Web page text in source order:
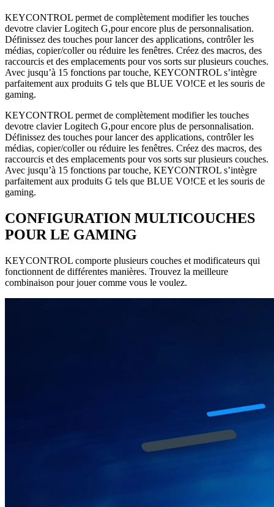
KEYCONTROL permet de complètement modifier les touches
devotre clavier Logitech G,pour encore plus de personnalisation.
Définissez des touches pour lancer des applications, contrôler les
médias, copier/coller ou réduire les fenêtres. Créez des macros, des
raccourcis et des emplacements pour vos sorts sur plusieurs couches.
Avec jusqu’à 15 fonctions par touche, KEYCONTROL s’intègre
parfaitement aux produits G tels que BLUE VO!CE et les souris de
gaming.
KEYCONTROL permet de complètement modifier les touches
devotre clavier Logitech G,pour encore plus de personnalisation.
Définissez des touches pour lancer des applications, contrôler les
médias, copier/coller ou réduire les fenêtres. Créez des macros, des
raccourcis et des emplacements pour vos sorts sur plusieurs couches.
Avec jusqu’à 15 fonctions par touche, KEYCONTROL s’intègre
parfaitement aux produits G tels que BLUE VO!CE et les souris de
gaming.
CONFIGURATION MULTICOUCHES
POUR LE GAMING
KEYCONTROL comporte plusieurs couches et modificateurs qui
fonctionnent de différentes manières. Trouvez la meilleure
combinaison pour jouer comme vous le voulez.